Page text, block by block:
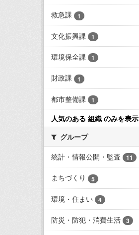
救急課 1
文化振興課 1
環境保全課 1
財政課 1
都市整備課 1
人気のある 組織 のみを表示
グループ
統計・情報公開・監査
11
まちづくり 5
環境・住まい 4
防災・防犯・消費生活 3